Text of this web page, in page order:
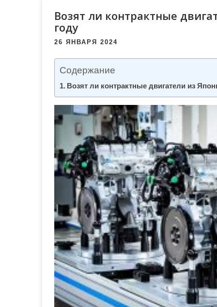
Возят ли контрактные
году
26 ЯНВАРЯ 2024
Содержание
Возят ли контрактные двигатели из